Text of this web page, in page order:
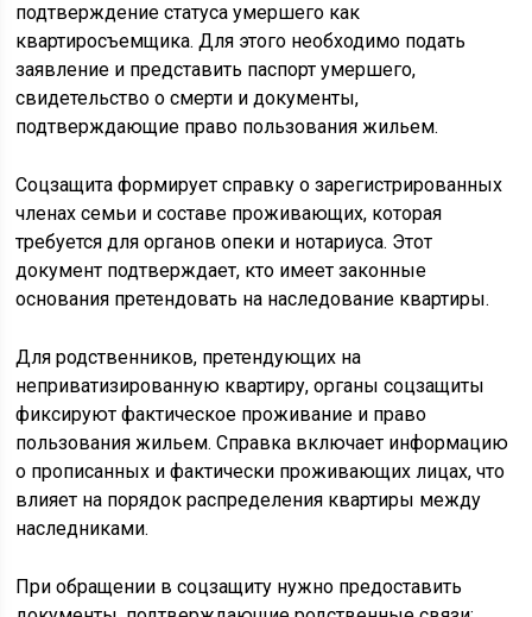
подтверждение статуса умершего как
квартиросъемщика. Для этого необходимо подать
заявление и представить паспорт умершего,
свидетельство о смерти и документы,
подтверждающие право пользования жильем.
Соцзащита формирует справку о зарегистрированных
членах семьи и составе проживающих, которая
требуется для органов опеки и нотариуса. Этот
документ подтверждает, кто имеет законные
основания претендовать на наследование квартиры.
Для родственников, претендующих на
неприватизированную квартиру, органы соцзащиты
фиксируют фактическое проживание и право
пользования жильем. Справка включает информацию
о прописанных и фактически проживающих лицах, что
влияет на порядок распределения квартиры между
наследниками.
При обращении в соцзащиту нужно предоставить